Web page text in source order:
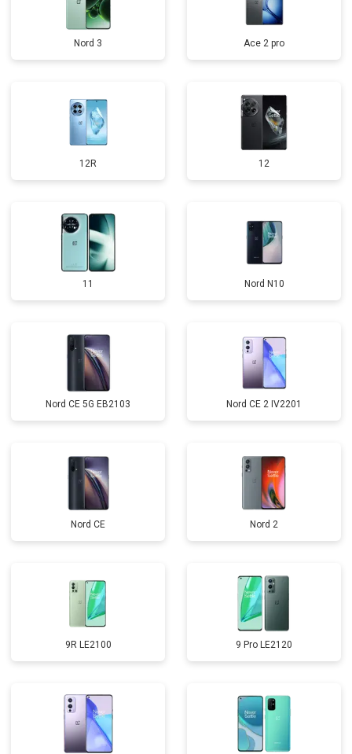
Nord 3 Ace 2 pro
12R 12
11 Nord N10
Nord CE 5G EB2103 Nord CE 2 IV2201
Nord CE Nord 2
9R LE2100 9 Pro LE2120